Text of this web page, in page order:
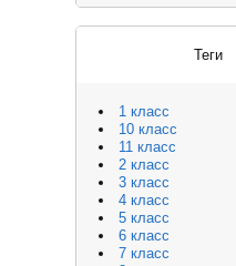
Теги
1 класс
10 класс
11 класс
2 класс
3 класс
4 класс
5 класс
6 класс
7 класс